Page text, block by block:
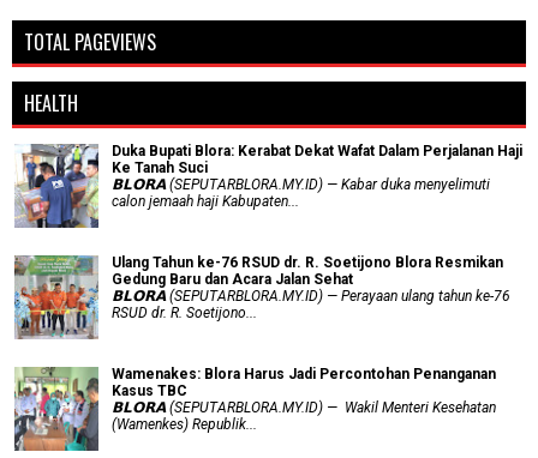
TOTAL PAGEVIEWS
HEALTH
Duka Bupati Blora: Kerabat Dekat Wafat Dalam Perjalanan Haji
Ke Tanah Suci
𝗕𝗟𝗢𝗥𝗔 (SEPUTARBLORA.MY.ID) — Kabar duka menyelimuti
calon jemaah haji Kabupaten...
Ulang Tahun ke-76 RSUD dr. R. Soetijono Blora Resmikan
Gedung Baru dan Acara Jalan Sehat
𝗕𝗟𝗢𝗥𝗔 (SEPUTARBLORA.MY.ID) — Perayaan ulang tahun ke-76
RSUD dr. R. Soetijono...
Wamenakes: Blora Harus Jadi Percontohan Penanganan
Kasus TBC
𝗕𝗟𝗢𝗥𝗔 (SEPUTARBLORA.MY.ID) — Wakil Menteri Kesehatan
(Wamenkes) Republik...